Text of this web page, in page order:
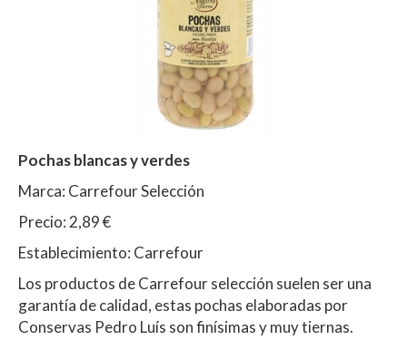
Pochas blancas y verdes
Marca: Carrefour Selección
Precio: 2,89 €
Establecimiento: Carrefour
Los productos de Carrefour selección suelen ser una
garantía de calidad, estas pochas elaboradas por
Conservas Pedro Luís son finísimas y muy tiernas.